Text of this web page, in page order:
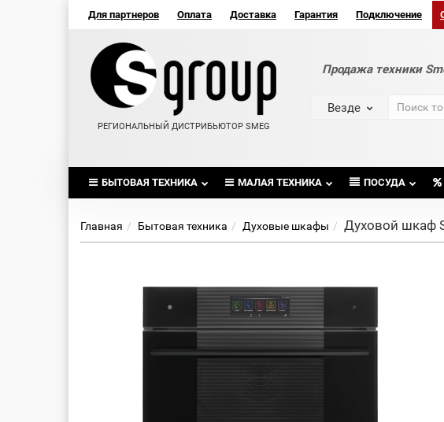
Для партнеров Оплата Доставка Гарантия Подключение
РЕГИОНАЛЬНЫЙ ДИСТРИБЬЮТОР SMEG
Продажа техники
Везде
БЫТОВАЯ ТЕХНИКА МАЛАЯ ТЕХНИКА ПОСУДА
Главная Бытовая техника Духовые шкафы Духовой шкаф